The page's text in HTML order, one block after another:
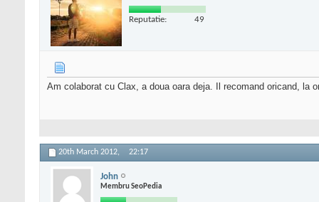
Reputatie: 49
Am colaborat cu Clax, a doua oara deja. Il recomand oricand, la
20th March 2012, 22:17
John
Membru SeoPedia